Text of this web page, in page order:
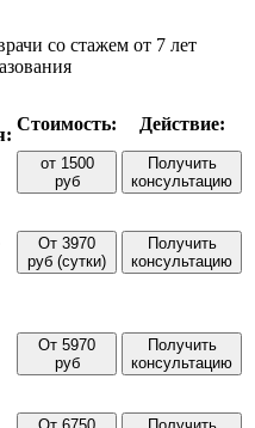
со стажем от 7 лет
Стоимость:
Действие:
от 1500
руб
Получить
консультацию
От 3970
руб (сутки)
Получить
консультацию
От 5970
руб
Получить
консультацию